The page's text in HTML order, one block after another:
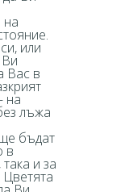
на
или
Ви
Вас в
на
лъжа
бъдат
в
и за